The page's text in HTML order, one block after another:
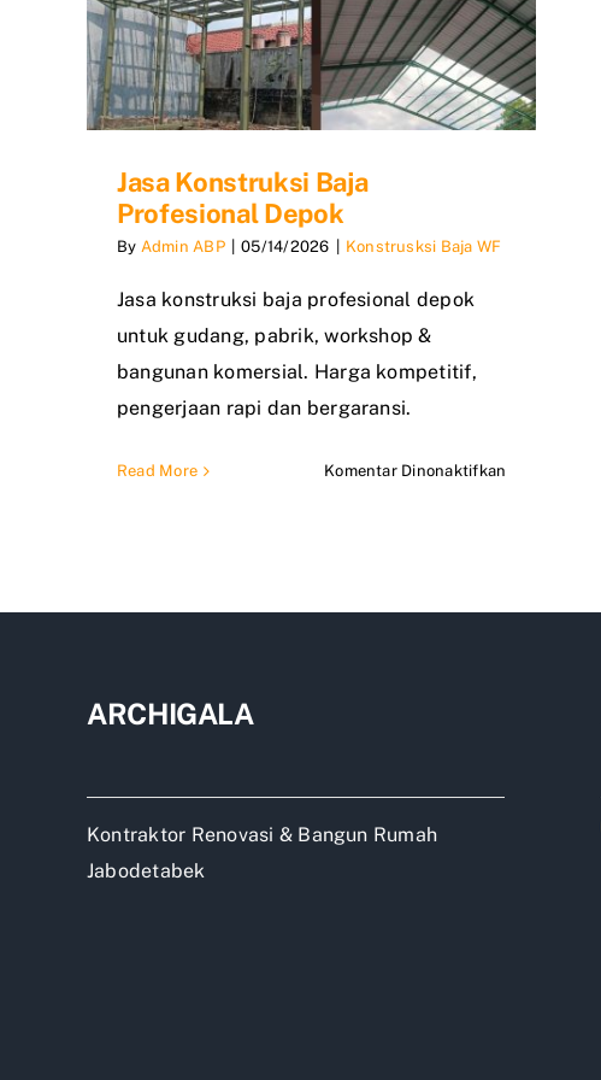
Jasa Konstruksi Baja
Profesional Depok
By Admin ABP 05/14/2026 Konstrusksi Baja WF
Jasa konstruksi baja profesional depok
untuk gudang, pabrik, workshop &
bangunan komersial. Harga kompetitif,
pengerjaan rapi dan bergaransi.
Read More Komentar Dinonaktifkan
Depok
ARCHIGALA
Kontraktor Renovasi & Bangun Rumah
Jabodetabek